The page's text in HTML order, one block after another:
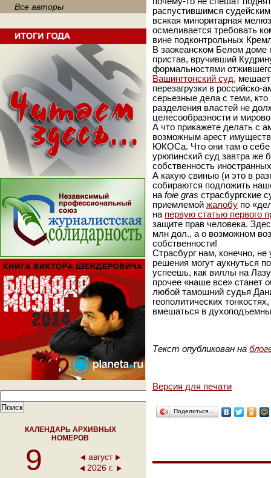
Все авторы
КАЛЕНДАРЬ АРХИВНЫХ
НОМЕРОВ
9
август
2026 г.
распустившимся
всякая миноритарная
осмеливается требовать
вине подконтрольных
В заокеанском Белом доме
пристав, вручивший
формальностями
Вашингтонский суд, мешает
перезагрузки в российско-
серьезные дела с теми,
разделения властей не
целесообразности и
А что прикажете делать с
возможным арест
ЮКОСа. Что они там о
урюпинский суд завтра же
собственность
А какую свинью (и это в
собираются подложить
на foie gras страсбургские
приемлемой жалобу по
на первую статью первого
защите прав человека.
млн дол., а о возможном
собственности!
Страсбург нам, конечно, не
решения могут аукнуться
успеешь, как виллы на
прочее «наше все» станет
любой тамошний судья
геополитических
вмешаться в
Текст опубликован на
Версия для печати
Поделиться…